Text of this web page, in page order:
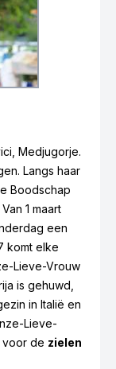
Medjugorje.
Langs haar
Boodschap
1 maart
een
komt elke
Lieve-Vrouw
is gehuwd,
in Italië en
Lieve-
voor de zielen